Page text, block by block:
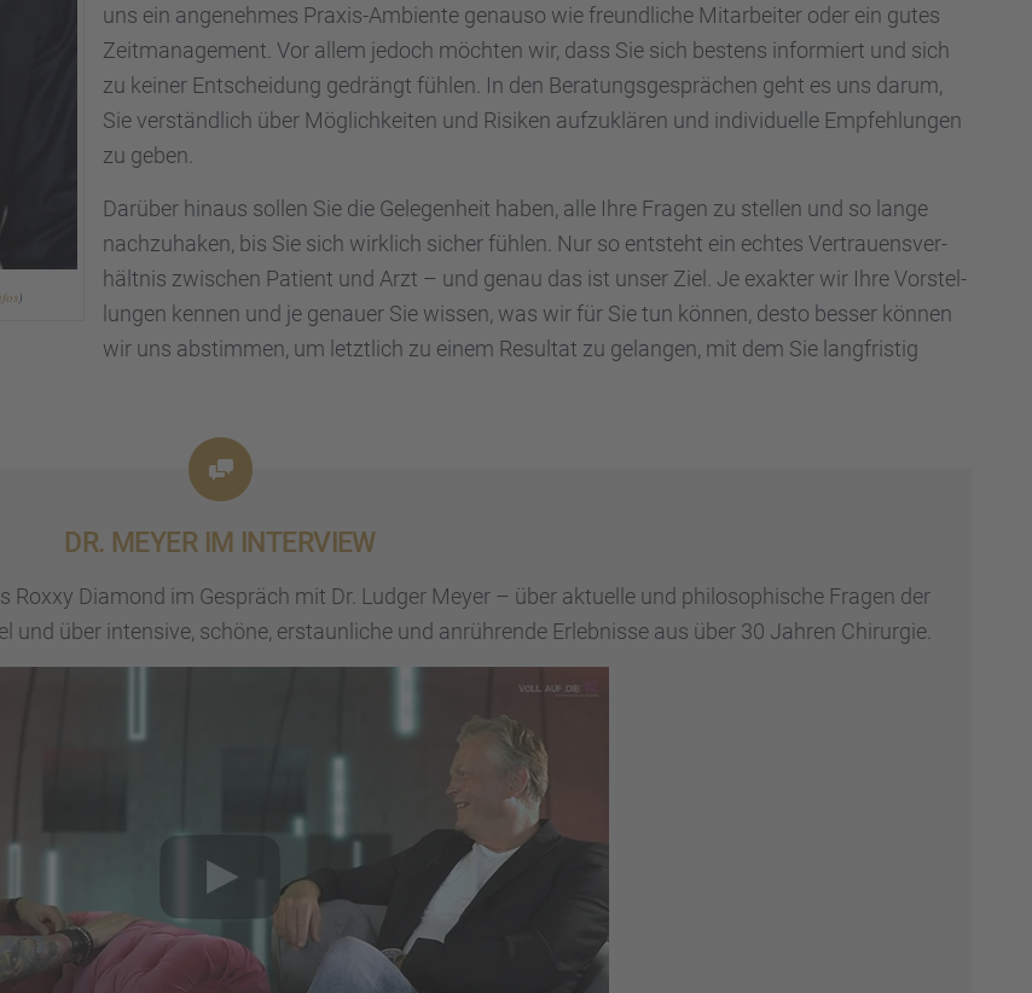
)
uns ein angeneh­mes Praxis-Ambiente genauso wie freund­li­che Mitar­bei­ter oder ein gutes
Zeitma­nage­ment. Vor allem jedoch möchten wir, dass Sie sich bestens infor­miert und sich
zu keiner Entschei­dung gedrängt fühlen. In den Beratungs­ge­sprä­chen geht es uns darum,
Sie verständ­lich über Möglich­kei­ten und Risiken aufzu­klä­ren und indivi­du­elle Empfeh­lun­gen
zu geben.
Darüber hinaus sollen Sie die Gelegen­heit haben, alle Ihre Fragen zu stellen und so lange
nachzu­ha­ken, bis Sie sich wirklich sicher fühlen. Nur so entsteht ein echtes Vertrau­ens­ver­
hält­nis zwischen Patient und Arzt – und genau das ist unser Ziel. Je exakter wir Ihre Vorstel­
lun­gen kennen und je genauer Sie wissen, was wir für Sie tun können, desto besser können
wir uns abstim­men, um letzt­lich zu einem Resul­tat zu gelan­gen, mit dem Sie langfris­tig
DR. MEYER IM INTER­VIEW
Diamond im Gespräch mit Dr. Ludger Meyer – über aktuelle und philo­so­phi­sche Fragen der
über inten­sive, schöne, erstaun­li­che und anrüh­rende Erleb­nisse aus über 30 Jahren Chirur­gie.